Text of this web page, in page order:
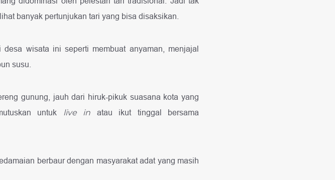
banyak pertunjukan tari yang bisa disaksikan.
wisata ini seperti membuat anyaman, menjajal
susu.
gunung, jauh dari hiruk-pikuk suasana kota yang
untuk live in atau ikut tinggal bersama
berbaur dengan masyarakat adat yang masih